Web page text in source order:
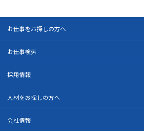
お仕事をお探しの方へ
お仕事検索
採用情報
人材をお探しの方へ
会社情報